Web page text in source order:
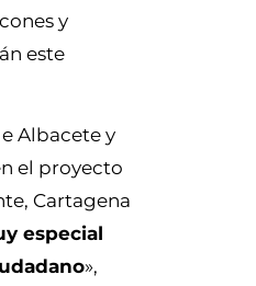
y
este
Albacete y
el proyecto
Cartagena
especial
»,